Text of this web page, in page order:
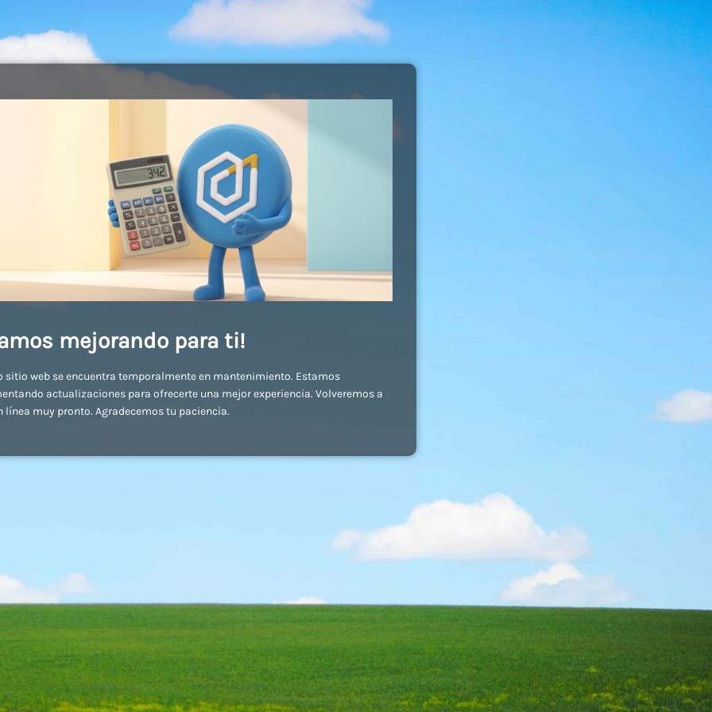
mejorando para ti!
sitio web se encuentra temporalmente en mantenimiento. Estamos
actualizaciones para ofrecerte una mejor experiencia. Volveremos a
línea muy pronto. Agradecemos tu paciencia.